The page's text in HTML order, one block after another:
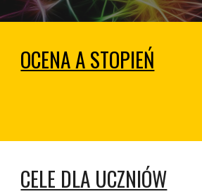
OCENA A STOPIEŃ
CELE DLA UCZNIÓW